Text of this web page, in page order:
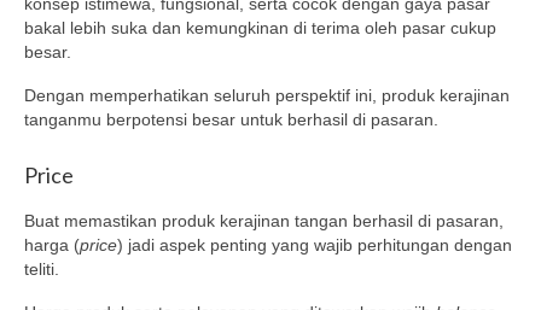
bakal lebih suka dan kemungkinan di terima oleh pasar cukup
besar.
Dengan memperhatikan seluruh perspektif ini, produk kerajinan
tanganmu berpotensi besar untuk berhasil di pasaran.
Price
Buat memastikan produk kerajinan tangan berhasil di pasaran,
harga (price) jadi aspek penting yang wajib perhitungan dengan
teliti.